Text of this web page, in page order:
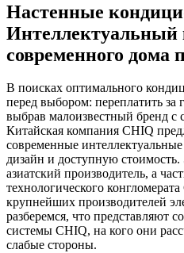
Настенные
Интеллектуальный
современного дома
В поисках оптимального
перед выбором: переплатить за
выбрав малоизвестный бренд с
Китайская компания CHIQ
современные
дизайн и доступную
азиатский производитель, а
технологического
крупнейших производителей
разберемся, что представляют
системы CHIQ, на кого они
слабые стороны.